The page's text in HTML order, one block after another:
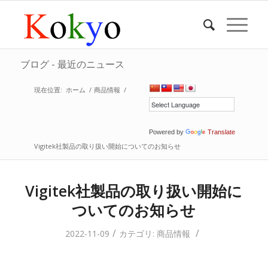
ブログ - 最近のニュース
Powered by Translate
現在位置: ホーム / 商品情報 /
Vigitek社製品の取り扱い開始についてのお知らせ
Vigitek社製品の取り扱い開始に
ついてのお知らせ
2022-11-09 / カテゴリ:商品情報 /